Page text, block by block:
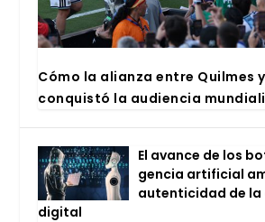
Cómo la alian­za entre Quil­mes
con­quis­tó la audien­cia
El avan­ce de los
gen­cia arti­fi­cial
auten­ti­ci­dad de
digi­tal